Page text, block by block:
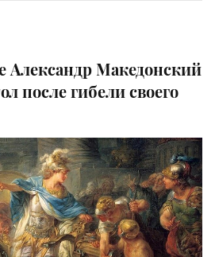
Александр Македонский
после гибели своего